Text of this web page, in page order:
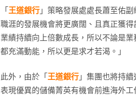
「 王道銀行 」策略發展處處長蕭至佑
職涯的發展機會將更廣闊、且真正獲
業績持續向上倍數成長，所以不論是
都充滿動能，所以更是求才若渴。」
此外，由於「 王道銀行 」集團也將持
表現優異的儲備菁英有機會前進海外工